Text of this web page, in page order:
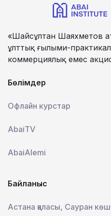
«Шайсұлтан Шаяхметов
ұлттық ғылыми-
коммерциялық емес
Бөлімдер
Офлайн курстар
AbaiTV
AbaiAlemi
Байланыс
Астана қаласы, Сауран